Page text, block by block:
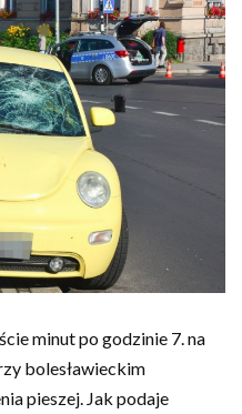
minut po godzinie 7. na
bolesławieckim
pieszej. Jak podaje